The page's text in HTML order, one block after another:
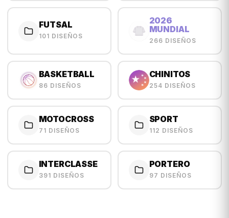
FUTSAL
101 DISEÑOS
2026
MUNDIAL
266 DISEÑOS
BASKETBALL
86 DISEÑOS
CHINITOS
254 DISEÑOS
MOTOCROSS
71 DISEÑOS
SPORT
112 DISEÑOS
INTERCLASSE
391 DISEÑOS
PORTERO
97 DISEÑOS